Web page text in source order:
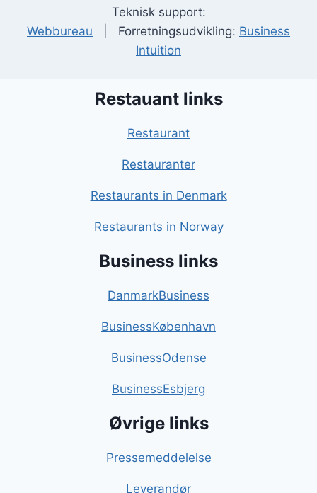
Teknisk support:
Webbureau | Forretningsudvikling: Business
Intuition
Restauant links
Restaurant
Restauranter
Restaurants in Denmark
Restaurants in Norway
Business links
DanmarkBusiness
BusinessKøbenhavn
BusinessOdense
BusinessEsbjerg
Øvrige links
Pressemeddelelse
Leverandør